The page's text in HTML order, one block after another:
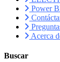
Power
Acerca
Buscar